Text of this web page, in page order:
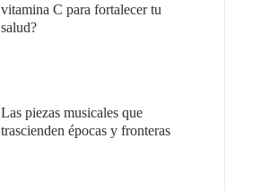
vitamina C para fortalecer tu
salud?
Las piezas musicales que
trascienden épocas y fronteras